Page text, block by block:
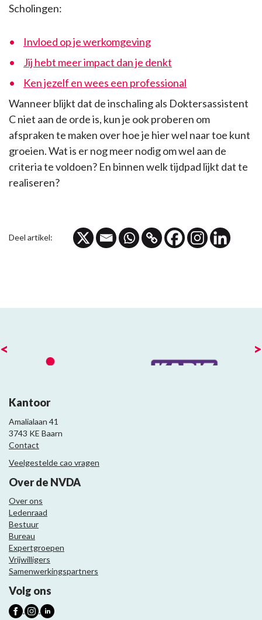
Scholingen:
Invloed op je werkomgeving
Jij hebt meer impact dan je denkt
Ken jezelf en wees een professional
Wanneer blijkt dat de inschaling als Doktersassistent
C niet aan de orde is, kun je ook proberen om
afspraken te maken over hoe je hier wel naar toe kunt
groeien. Wat is er nog meer nodig om wel aan de
criteria te voldoen? En binnen welk tijdpad lijkt dat te
realiseren?
Deel artikel:
< >
Kantoor
Amalialaan 41
3743 KE Baarn
Contact
Veelgestelde cao vragen
Over de NVDA
Over ons
Ledenraad
Bestuur
Bureau
Expertgroepen
Vrijwilligers
Samenwerkingspartners
Volg ons